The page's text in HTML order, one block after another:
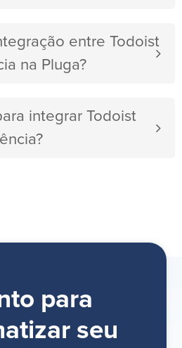
entre Todoist
na Pluga?
integrar Todoist
para
seu